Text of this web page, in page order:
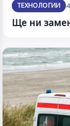
ТЕХНОЛОГИИ
Ще ни